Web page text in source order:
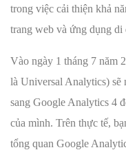
trong việc cải thiện khả
trang web và ứng dụng di
Vào ngày 1 tháng 7 năm
là Universal Analytics)
sang Google Analytics 4
của mình. Trên thực tế,
tổng quan Google